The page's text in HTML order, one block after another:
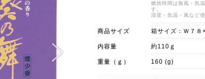
燃焼時間は無風・気
す。
湿度・気温・風など
商品サイズ 箱サイズ：Ｗ７８
内容量 約110ｇ
重量（ｇ） 160 (g)